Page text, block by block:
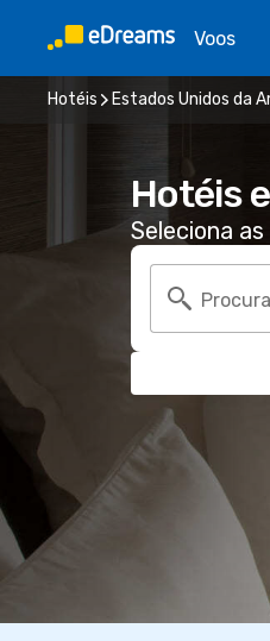
Voos
Hotéis Estados Unidos da
Hotéis
Seleciona